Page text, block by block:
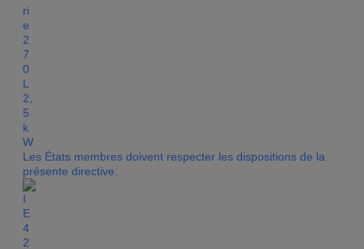
Les États membres doivent respecter les dispositions de la
présente directive.